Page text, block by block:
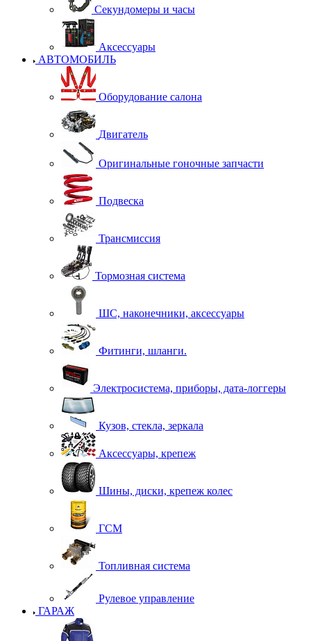
Секундомеры и часы
Аксессуары
АВТОМОБИЛЬ
Оборудование салона
Двигатель
Оригинальные гоночные запчасти
Подвеска
Трансмиссия
Тормозная система
ШС, наконечники, аксессуары
Фитинги, шланги.
Электросистема, приборы, дата-логгеры
Кузов, стекла, зеркала
Аксессуары, крепеж
Шины, диски, крепеж колес
ГСМ
Топливная система
Рулевое управление
ГАРАЖ